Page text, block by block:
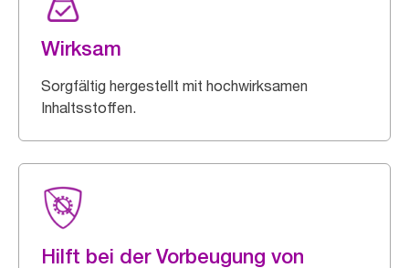
Wirksam
Sorgfältig hergestellt mit hochwirksamen
Inhaltsstoffen.
Hilft bei der Vorbeugung von